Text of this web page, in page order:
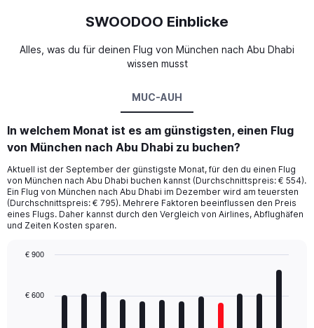
SWOODOO Einblicke
Alles, was du für deinen Flug von München nach Abu Dhabi
wissen musst
MUC-AUH
In welchem Monat ist es am günstigsten, einen Flug
von München nach Abu Dhabi zu buchen?
Aktuell ist der September der günstigste Monat, für den du einen Flug
von München nach Abu Dhabi buchen kannst (Durchschnittspreis: € 554).
Ein Flug von München nach Abu Dhabi im Dezember wird am teuersten
(Durchschnittspreis: € 795). Mehrere Faktoren beeinflussen den Preis
eines Flugs. Daher kannst durch den Vergleich von Airlines, Abflughäfen
und Zeiten Kosten sparen.
with
€ 600
€ 900